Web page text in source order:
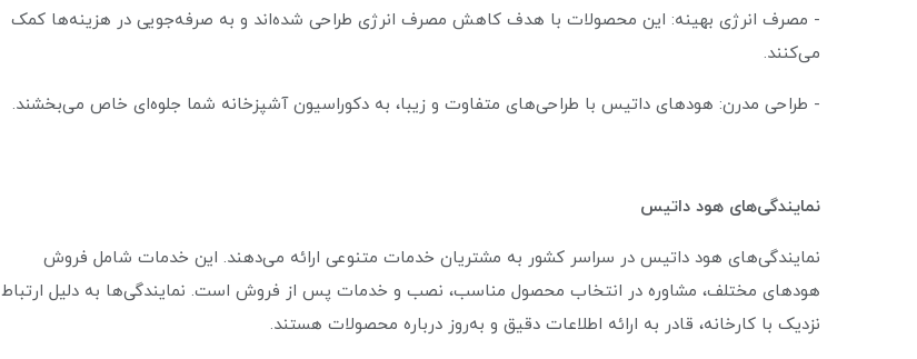
- مصرف انرژی بهینه: این محصولات با هدف کاهش مصرف انرژی طراحی شده‌اند و به صرفه‌جویی در هزینه‌ها کمک
می‌کنند.
- طراحی مدرن: هودهای داتیس با طراحی‌های متفاوت و زیبا، به دکوراسیون آشپزخانه شما جلوه‌ای خاص می‌بخشند.
نمایندگی‌های هود داتیس
نمایندگی‌های هود داتیس در سراسر کشور به مشتریان خدمات متنوعی ارائه می‌دهند. این خدمات شامل فروش
هودهای مختلف، مشاوره در انتخاب محصول مناسب، نصب و خدمات پس از فروش است. نمایندگی‌ها به دلیل ارتباط
نزدیک با کارخانه، قادر به ارائه اطلاعات دقیق و به‌روز درباره محصولات هستند.